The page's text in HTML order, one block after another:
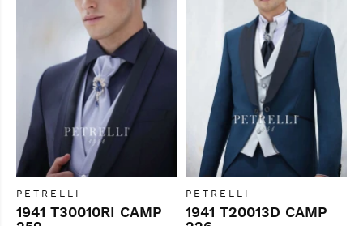
PETRELLI
1941 T30010RI CAMP
PETRELLI
1941 T20013D CAMP